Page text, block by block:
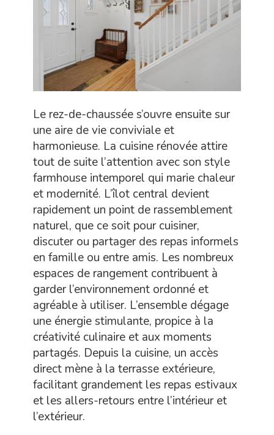
Le rez-de-chaussée s’ouvre ensuite sur
une aire de vie conviviale et
harmonieuse. La cuisine rénovée attire
tout de suite l’attention avec son style
farmhouse intemporel qui marie chaleur
et modernité. L’îlot central devient
rapidement un point de rassemblement
naturel, que ce soit pour cuisiner,
discuter ou partager des repas informels
en famille ou entre amis. Les nombreux
espaces de rangement contribuent à
garder l’environnement ordonné et
agréable à utiliser. L’ensemble dégage
une énergie stimulante, propice à la
créativité culinaire et aux moments
partagés. Depuis la cuisine, un accès
direct mène à la terrasse extérieure,
facilitant grandement les repas estivaux
et les allers-retours entre l’intérieur et
l’extérieur.